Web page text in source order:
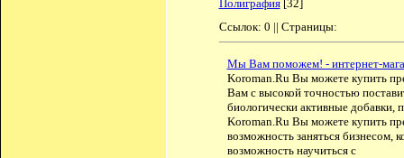
Полиграфия[32]
Ссылок: 0 || Страницы:
Мы Вам поможем! - интернет-
Koroman.Ru Вы можете купить
Вам с высокой точностью
биологически активные
Koroman.Ru Вы можете купить
возможность заняться бизнесом,
возможность научиться с